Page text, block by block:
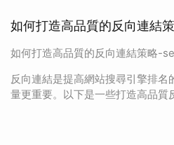
如何打造高品質的反向連結
如何打造高品質的反向連結策略-
反向連結是提高網站搜尋引擎排名
量更重要。以下是一些打造高品質